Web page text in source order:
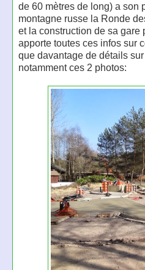
de 60 mètres de long) a son
montagne russe la Ronde
et la construction de sa gare
apporte toutes ces infos sur
que davantage de détails
notamment ces 2 photos: